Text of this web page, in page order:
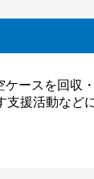
ースを回
援活動など